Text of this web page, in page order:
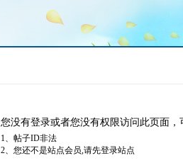
您没有登录或者您没有权限访问此页面
1、帖子ID非法
2、您还不是站点会员,请先登录站点